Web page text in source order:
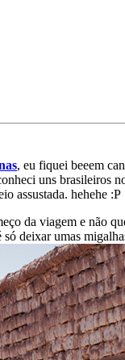
, eu fiquei beeem
uns brasileiros
assustada. hehehe :P
da viagem e não
só deixar umas